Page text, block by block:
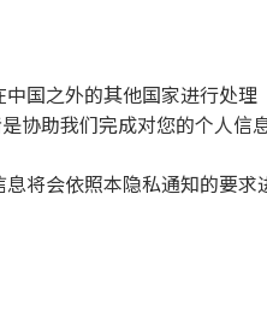
国之外的其他国家进行处
助我们完成对您的个人信
将会依照本隐私通知的要求